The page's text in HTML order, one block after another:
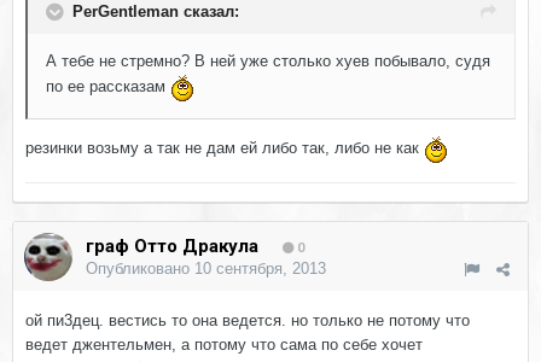
PerGentleman сказал:
А тебе не стремно? В ней уже столько хуев побывало, судя
по ее рассказам
резинки возьму а так не дам ей либо так, либо не как
граф Отто Дракула 0
Опубликовано 10 сентября, 2013
ой пи3дец. вестись то она ведется. но только не потому что
ведет джентельмен, а потому что сама по себе хочет